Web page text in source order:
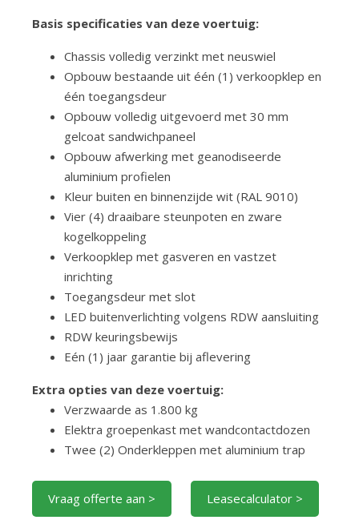
Basis specificaties van deze voertuig:
Chassis volledig verzinkt met neuswiel
Opbouw bestaande uit één (1) verkoopklep en
één toegangsdeur
Opbouw volledig uitgevoerd met 30 mm
gelcoat sandwichpaneel
Opbouw afwerking met geanodiseerde
aluminium profielen
Kleur buiten en binnenzijde wit (RAL 9010)
Vier (4) draaibare steunpoten en zware
kogelkoppeling
Verkoopklep met gasveren en vastzet
inrichting
Toegangsdeur met slot
LED buitenverlichting volgens RDW aansluiting
RDW keuringsbewijs
Eén (1) jaar garantie bij aflevering
Extra opties van deze voertuig:
Verzwaarde as 1.800 kg
Elektra groepenkast met wandcontactdozen
Twee (2) Onderkleppen met aluminium trap
Vraag offerte aan > Leasecalculator >